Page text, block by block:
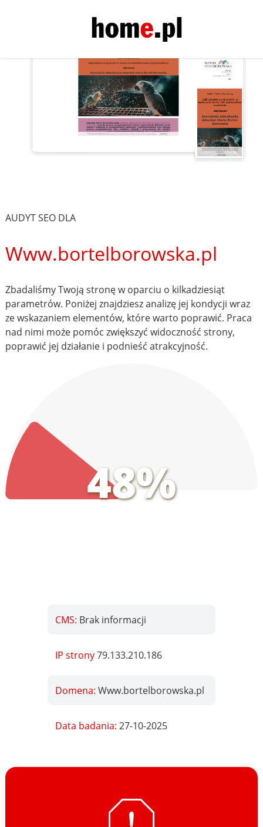
AUDYT SEO DLA
Www.bortelborowska.pl
Zbadaliśmy Twoją stronę w oparciu o kilkadziesiąt
parametrów. Poniżej znajdziesz analizę jej kondycji wraz
ze wskazaniem elementów, które warto poprawić. Praca
nad nimi może pomóc zwiększyć widoczność strony,
poprawić jej działanie i podnieść atrakcyjność.
48%
CMS: Brak informacji
IP strony79.133.210.186
Domena:Www.bortelborowska.pl
Data badania:27-10-2025